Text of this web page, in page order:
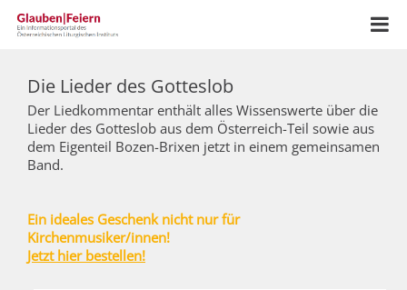
Die Lieder des Gotteslob
Der Liedkommentar enthält alles Wissenswerte über die
Lieder des Gotteslob aus dem Österreich-Teil sowie aus
dem Eigenteil Bozen-Brixen jetzt in einem gemeinsamen
Band.
Ein ideales Geschenk nicht nur für
Kirchenmusiker/innen!
Jetzt hier bestellen!